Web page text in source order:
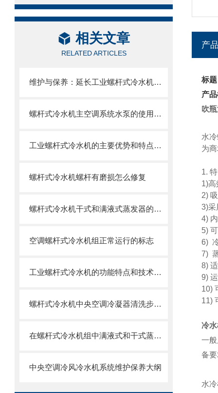
相关文章
RELATED ARTICLES
维护与保养：延长工业螺杆式冷水机使用寿命的秘诀
螺杆式冷水机主空调系统水泵的使用与选型
工业螺杆式冷水机的主要优势和特点概括
螺杆式冷水机螺杆有磨损怎么修复
螺杆式冷水机干式和满液式蒸发器的优缺点
空调螺杆式冷水机组正常运行的标志
工业螺杆式冷水机的功能特点和技术性能
螺杆式冷水机中央空调冷凝器清洗步骤和注意事项
在螺杆式冷水机组中满液式和干式蒸发器两种区别
中央空调冷风冷水机系统维护保养大纲
产
标
产
吹
水
为
1.
1)高
2)
3)采
4)
5)
6)
7)
8)
9)
10)
11)
冷
一
备
水